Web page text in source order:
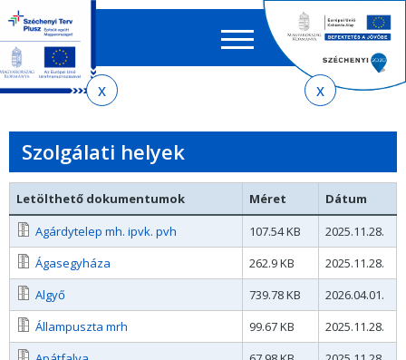
almenühöz
tartalomra
oldaltérképre
EN HU
űrlap
Szolgálati helyek
Letölthető dokumentumok Méret
Dátum
Agárdytelep mh. ipvk. pvh
107.54 KB
2025.11.28.
Ágasegyháza
262.9 KB
2025.11.28.
Algyő
739.78 KB
2026.04.01.
Állampuszta mrh
99.67 KB
2025.11.28.